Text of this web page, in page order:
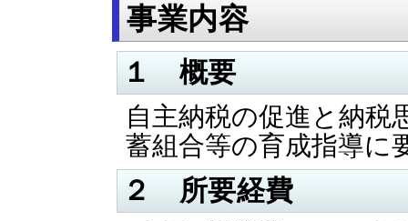
事業内容
１ 概要
自主納税の促進と納税
蓄組合等の育成指導に
２ 所要経費